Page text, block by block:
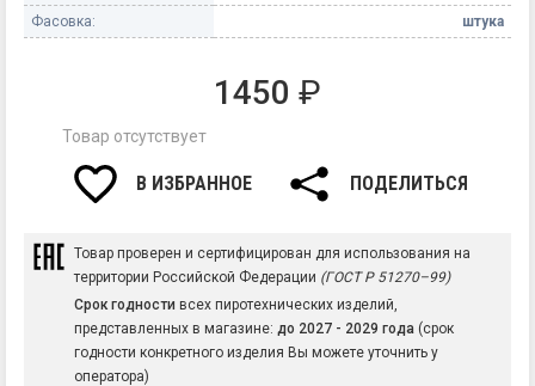
Фасовка:
штука
1450 ₽
Товар отсутствует
В ИЗБРАННОЕ ПОДЕЛИТЬСЯ
Товар проверен и сертифицирован для использования на
территории Российской Федерации (ГОСТ Р 51270–99)
Срок годности всех пиротехнических изделий,
представленных в магазине: до 2027 - 2029 года (срок
годности конкретного изделия Вы можете уточнить у
оператора)